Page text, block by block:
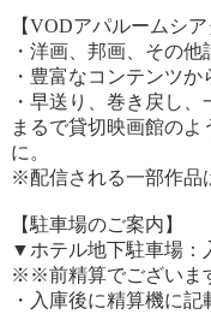
【VODアパルームシア
・洋画、邦画、その
・豊富なコンテンツ
・早送り、巻き戻し
まるで貸切映画館の
に。
※配信される一部作品
【駐車場のご案内】
▼ホテル地下駐車場：
※※前精算でござい
・入庫後に精算機に